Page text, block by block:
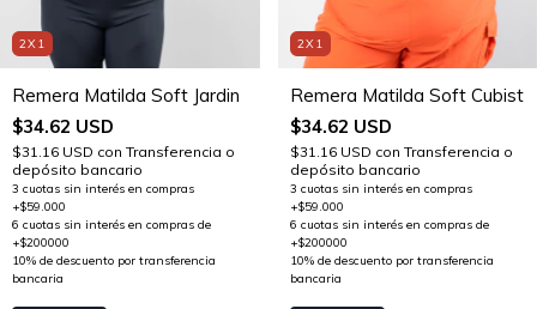
2X1
Remera Matilda Soft Jardin
$34.62 USD
$31.16 USD con Transferencia o
depósito bancario
2X1
Remera Matilda Soft Cubist
$34.62 USD
$31.16 USD con Transferencia o
depósito bancario